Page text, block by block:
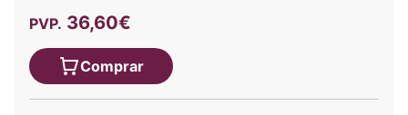
PVP. 36,60€
Comprar